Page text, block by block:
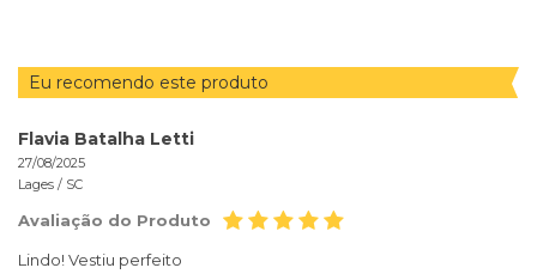
Eu recomendo este produto
Flavia Batalha Letti
27/08/2025
Lages / SC
Avaliação do Produto
Lindo! Vestiu perfeito